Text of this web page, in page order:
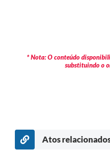
Transparência
* Nota: O conteúdo
substituindo o
Atos